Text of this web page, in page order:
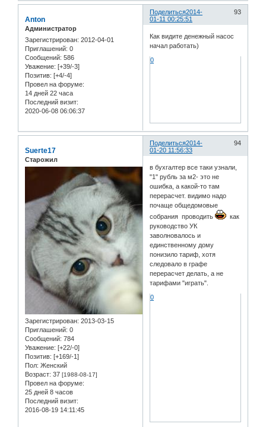
Поделиться 93
2014-
01-11 00:25:51
Anton
Администратор
Зарегистрирован: 2012-04-01
Приглашений: 0
Сообщений: 586
Уважение: [+39/-3]
Позитив: [+4/-4]
Провел на форуме:
14 дней 22 часа
Последний визит:
2020-06-08 06:06:37
Как видите денежный насос
начал работать)
0
Поделиться 94
2014-
01-20 11:56:33
Suerte17
Старожил
Зарегистрирован: 2013-03-15
Приглашений: 0
Сообщений: 784
Уважение: [+22/-0]
Позитив: [+169/-1]
Пол: Женский
Возраст: 37 [1988-08-17]
Провел на форуме:
25 дней 8 часов
Последний визит:
2016-08-19 14:11:45
в бухгалтер все таки узнали,
"1" рубль за м2- это не
ошибка, а какой-то там
перерасчет. видимо надо
почаще общедомовые
собрания проводить
как
руководство УК
заволновалось и
единственному дому
понизило тариф, хотя
следовало в графе
перерасчет делать, а не
тарифами "играть".
0